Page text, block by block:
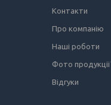
Контакти
Про компанію
Наші роботи
Фото продукції
Відгуки